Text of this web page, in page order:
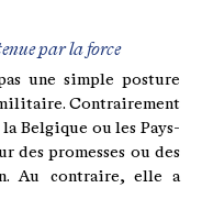
par la force
une simple posture
Contrairement
Belgique ou les Pays-
des promesses ou des
Au contraire, elle a